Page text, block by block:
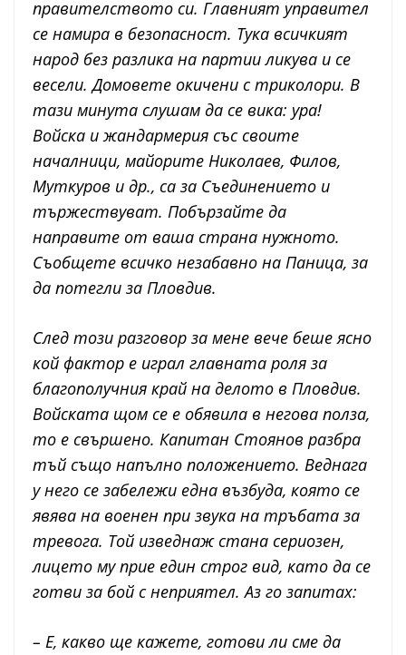
правителството си. Главният управител
се намира в безопасност. Тука всичкият
народ без разлика на партии ликува и се
весели. Домовете окичени с триколори. В
тази минута слушам да се вика: ура!
Войска и жандармерия със своите
началници, майорите Николаев, Филов,
Муткуров и др., са за Съединението и
тържествуват. Побързайте да
направите от ваша страна нужното.
Съобщете всичко незабавно на Паница, за
да потегли за Пловдив.
След този разговор за мене вече беше ясно
кой фактор е играл главната роля за
благополучния край на делото в Пловдив.
Войската щом се е обявила в негова полза,
то е свършено. Капитан Стоянов разбра
тъй също напълно положението. Веднага
у него се забележи една възбуда, която се
явява на военен при звука на тръбата за
тревога. Той изведнаж стана сериозен,
лицето му прие един строг вид, като да се
готви за бой с неприятел. Аз го запитах:
– Е, какво ще кажете, готови ли сме да